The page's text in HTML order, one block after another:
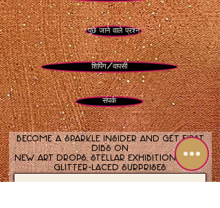
पूछे जाने वाले प्रश्न
शिपिंग/वापसी
संपर्क
Become a sparkle insider and get first
dibs on
new art drops, stellar exhibitions, and
glitter-laced surprises.